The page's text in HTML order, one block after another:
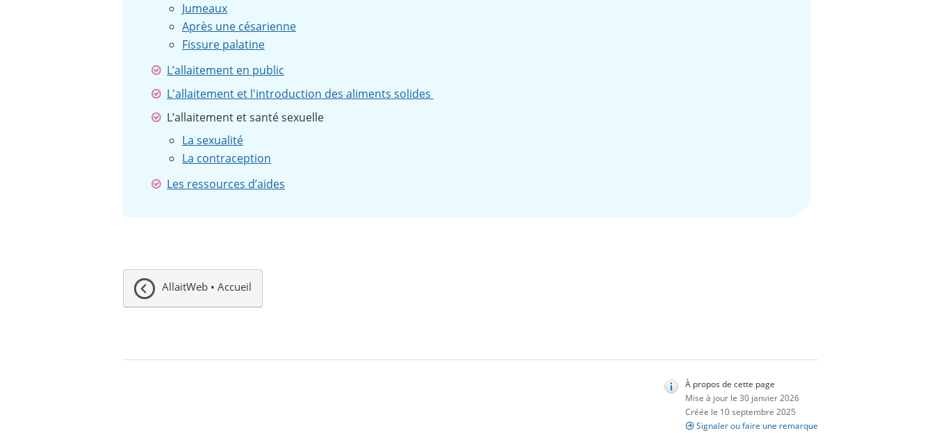
Jumeaux
Après une césarienne
Fissure palatine
L’allaitement en public
L'allaitement et l'introduction des aliments solides
L’allaitement et santé sexuelle
La sexualité
La contraception
Les ressources d’aides
AllaitWeb • Accueil
À propos de cette page
Mise à jour le 30 janvier 2026
Créée le 10 septembre 2025
Signaler ou faire une remarque